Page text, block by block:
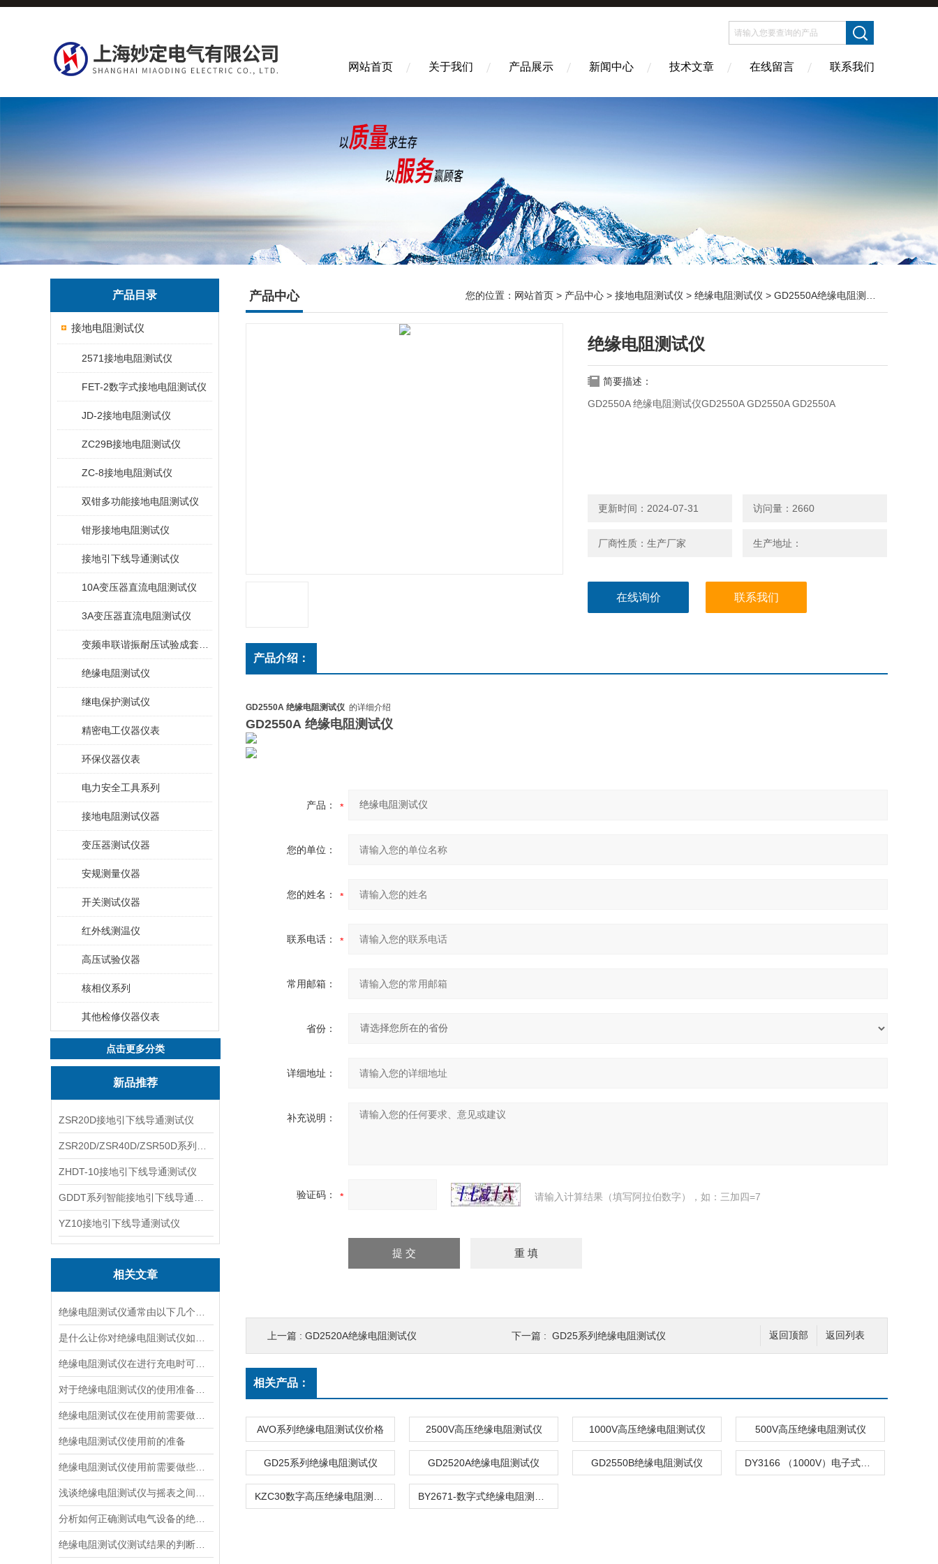
网站首页 关于我们 产品展示 新闻中心 技术文章 在线留言 联系我们
产品目录
接地电阻测试仪
2571接地电阻测试仪
FET-2数字式接地电阻测试仪
JD-2接地电阻测试仪
ZC29B接地电阻测试仪
ZC-8接地电阻测试仪
双钳多功能接地电阻测试仪
钳形接地电阻测试仪
接地引下线导通测试仪
10A变压器直流电阻测试仪
3A变压器直流电阻测试仪
绝缘电阻测试仪
继电保护测试仪
精密电工仪器仪表
环保仪器仪表
电力安全工具系列
接地电阻测试仪器
变压器测试仪器
安规测量仪器
开关测试仪器
红外线测温仪
高压试验仪器
核相仪系列
其他检修仪器仪表
点击更多分类
新品推荐
ZSR20D接地引下线导通测试仪
ZHDT-10接地引下线导通测试仪
YZ10接地引下线导通测试仪
相关文章
绝缘电阻测试仪使用前的准备
产品中心 您的位置： 网站首页 > 产品中心 > 接地电阻测试仪 > 绝缘电阻测试仪 > GD2550A绝缘电阻测试仪
绝缘电阻测试仪
简要描述：
GD2550A 绝缘电阻测试仪GD2550A GD2550A GD2550A
更新时间：2024-07-31 访问量：2660
厂商性质：生产厂家 生产地址：
在线询价 联系我们
产品介绍：
GD2550A 绝缘电阻测试仪 的详细介绍
GD2550A 绝缘电阻测试仪
产品：
您的单位：
您的姓名：
联系电话：
常用邮箱：
省份：
详细地址：
补充说明：
验证码： 请输入计算结果（填写阿拉伯数字），如：三加四=7
返回列表
返回顶部
上一篇 : GD2520A绝缘电阻测试仪 下一篇 : GD25系列绝缘电阻测试仪
相关产品：
AVO系列绝缘电阻测试仪价格 2500V高压绝缘电阻测试仪 1000V高压绝缘电阻测试仪 500V高压绝缘电阻测试仪
GD25系列绝缘电阻测试仪 GD2520A绝缘电阻测试仪 GD2550B绝缘电阻测试仪